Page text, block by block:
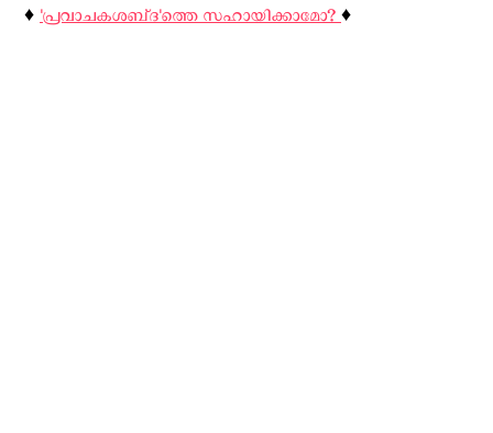
♦️ 'പ്രവാചകശബ്‌ദ'ത്തെ സഹായിക്കാമോ?♦️